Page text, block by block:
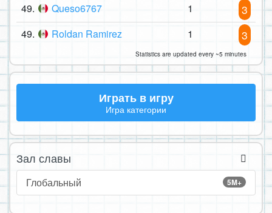
49. Queso6767 1 3
49. Roldan Ramirez 1 3
Statistics are updated every ~5 minutes
Играть в игру
Игра категории
Зал славы
5M+
Глобальный